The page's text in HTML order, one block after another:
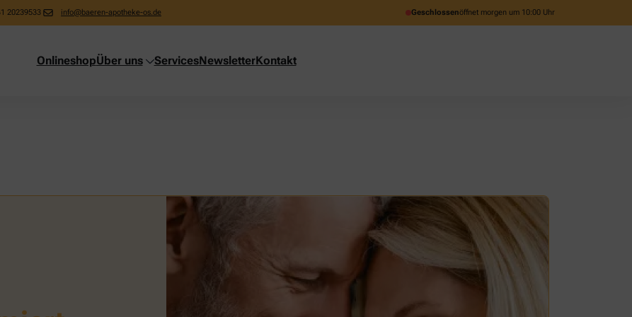
20239533 info@baeren-apotheke-os.de Geschlossenöffnet morgen um 10:00 Uhr
OnlineshopÜber uns ServicesNewsletterKontakt